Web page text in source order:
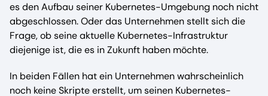
es den Aufbau seiner Kubernetes-Umgebung noch nicht
abgeschlossen. Oder das Unternehmen stellt sich die
Frage, ob seine aktuelle Kubernetes-Infrastruktur
diejenige ist, die es in Zukunft haben möchte.
In beiden Fällen hat ein Unternehmen wahrscheinlich
noch keine Skripte erstellt, um seinen Kubernetes-